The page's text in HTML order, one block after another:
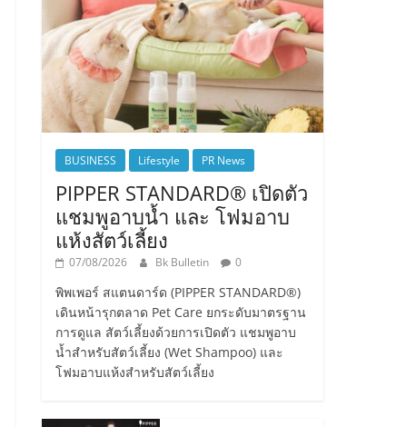
BUSINESS Lifestyle PR News
PIPPER STANDARD® เปิดตัว
แชมพูอาบน้ำ และ โฟมอาบ
แห้งสัตว์เลี้ยง
07/08/2026 Bk Bulletin 0
พิพเพอร์ สแตนดาร์ด (PIPPER STANDARD®)
เดินหน้ารุกตลาด Pet Care ยกระดับมาตรฐาน
การดูแล สัตว์เลี้ยงด้วยการเปิดตัว แชมพูอาบ
น้ำสำหรับสัตว์เลี้ยง (Wet Shampoo) และ
โฟมอาบแห้งสำหรับสัตว์เลี้ยง